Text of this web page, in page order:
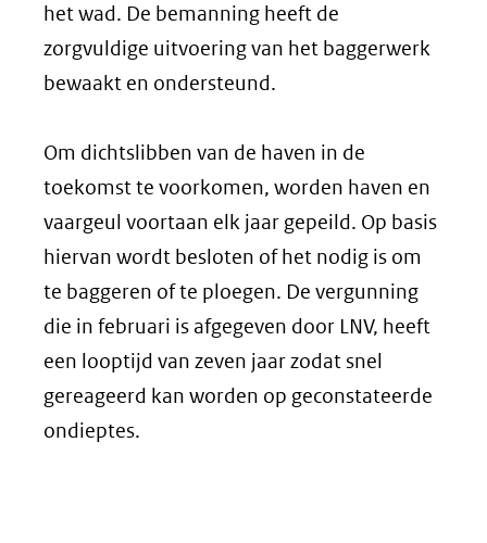
het wad. De bemanning heeft de
zorgvuldige uitvoering van het baggerwerk
bewaakt en ondersteund.
Om dichtslibben van de haven in de
toekomst te voorkomen, worden haven en
vaargeul voortaan elk jaar gepeild. Op basis
hiervan wordt besloten of het nodig is om
te baggeren of te ploegen. De vergunning
die in februari is afgegeven door LNV, heeft
een looptijd van zeven jaar zodat snel
gereageerd kan worden op geconstateerde
ondieptes.